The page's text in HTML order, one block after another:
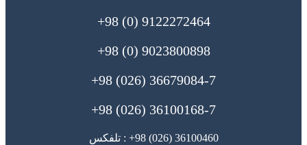
9122272464 (0) 98+
9023800898 (0) 98+
36679084-7 (026) 98+
36100168-7 (026) 98+
36100460 (026) 98+ : تلفکس